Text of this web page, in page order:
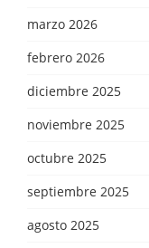
marzo 2026
febrero 2026
diciembre 2025
noviembre 2025
octubre 2025
septiembre 2025
agosto 2025